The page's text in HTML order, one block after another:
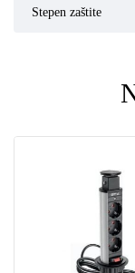
Stepen zaštite